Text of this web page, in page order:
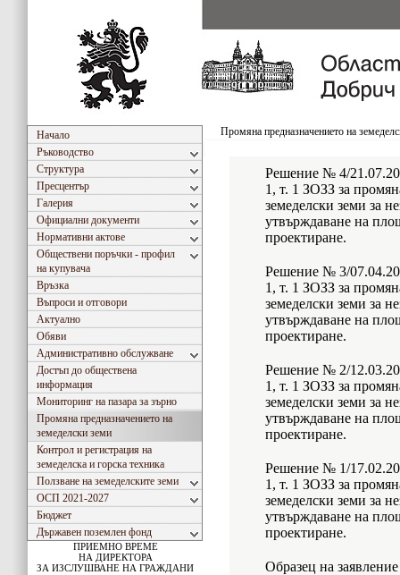
Начало
Ръководство
Структура
Пресцентър
Галерия
Официални документи
Нормативни актове
Обществени поръчки - профил
на купувача
Връзка
Въпроси и отговори
Актуално
Обяви
Административно обслужване
Достъп до обществена
информация
Мониторинг на пазара за зърно
Промяна предназначението на
земеделски земи
Контрол и регистрация на
земеделска и горска техника
Ползване на земеделските земи
ОСП 2021-2027
Бюджет
Държавен поземлен фонд
ПРИЕМНО ВРЕМЕ
НА ДИРЕКТОРА
ЗА ИЗСЛУШВАНЕ НА ГРАЖДАНИ
Промяна предназначението на
Решение № 4/
1, т. 1 ЗОЗЗ за
земеделски земи за
утвърждаване на
проектиране.
Решение № 3/
1, т. 1 ЗОЗЗ за
земеделски земи за
утвърждаване на
проектиране.
Решение № 2/
1, т. 1 ЗОЗЗ за
земеделски земи за
утвърждаване на
проектиране.
Решение № 1/
1, т. 1 ЗОЗЗ за
земеделски земи за
утвърждаване на
проектиране.
Образец на заявление